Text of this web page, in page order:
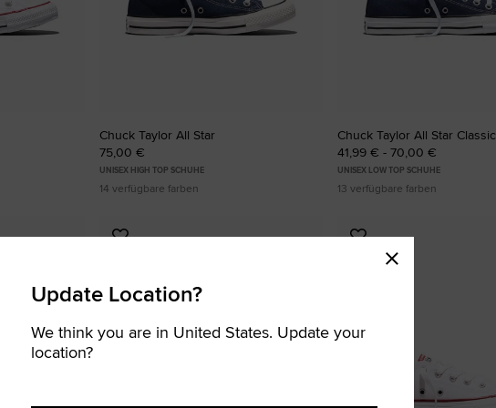
RUN STAR CRUSH
Chuck Taylor All Star
75,00 €
UNISEX HIGH TOP SCHUHE
14 verfügbare farben
Chuck Taylor All Star Classic
41,99 € - 70,00 €
UNISEX LOW TOP SCHUHE
13 verfügbare farben
Zu
Zu
Favoriten
Update Location?
We think you are in United States. Update your
location?